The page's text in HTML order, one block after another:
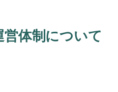
体制について